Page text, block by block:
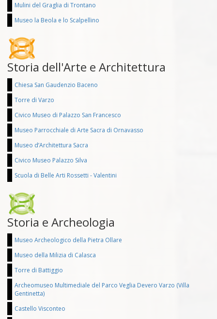
Mulini del Graglia di Trontano
Museo la Beola e lo Scalpellino
Storia dell'Arte e Architettura
Chiesa San Gaudenzio Baceno
Torre di Varzo
Civico Museo di Palazzo San Francesco
Museo Parrocchiale di Arte Sacra di Ornavasso
Museo d’Architettura Sacra
Civico Museo Palazzo Silva
Scuola di Belle Arti Rossetti - Valentini
Storia e Archeologia
Museo Archeologico della Pietra Ollare
Museo della Milizia di Calasca
Torre di Battiggio
Archeomuseo Multimediale del Parco Veglia Devero Varzo (Villa
Gentinetta)
Castello Visconteo